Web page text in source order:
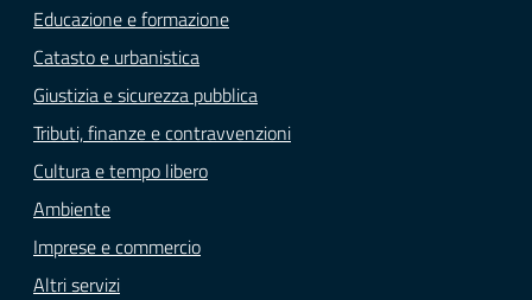
Educazione e formazione
Catasto e urbanistica
Giustizia e sicurezza pubblica
Tributi, finanze e contravvenzioni
Cultura e tempo libero
Ambiente
Imprese e commercio
Altri servizi